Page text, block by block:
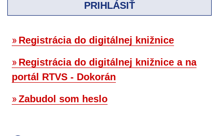
PRIHLÁSIŤ
Registrácia do digitálnej knižnice
Registrácia do digitálnej knižnice a na
portál RTVS - Dokorán
Zabudol som heslo